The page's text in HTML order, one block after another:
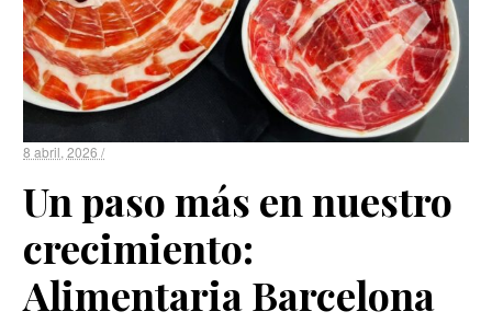
8 abril, 2026 /
Un paso más en nuestro
crecimiento:
Alimentaria Barcelona